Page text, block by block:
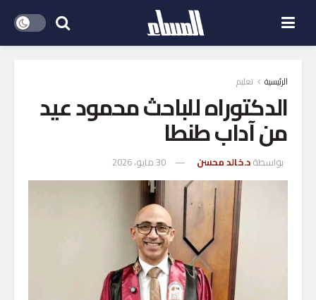
الرئيسية تعليم
الدكتوراه للباحث محمود عيد
من آداب طنطا
بواسطةد.خالد محسن 30 مايو، 2026